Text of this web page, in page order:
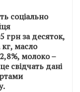
соціально
грн за десяток,
кг, масло
молоко –
свідчать дані